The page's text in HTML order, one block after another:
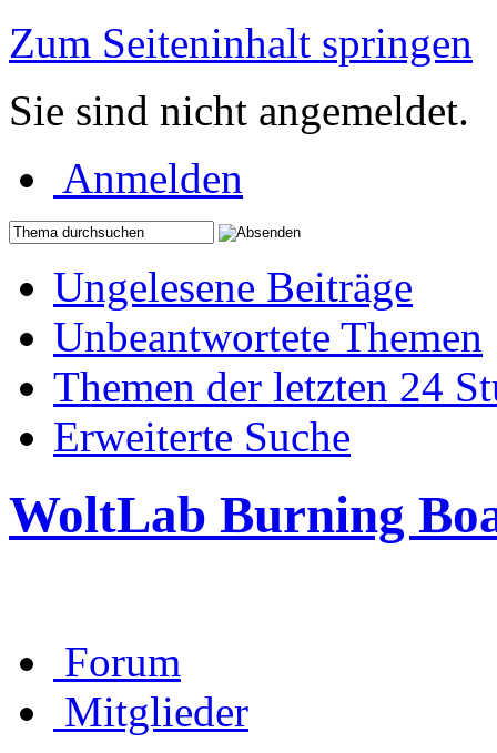
Zum Seiteninhalt springen
Sie sind nicht angemeldet.
Anmelden
Ungelesene Beiträge
Unbeantwortete Themen
Themen der letzten 24
Erweiterte Suche
WoltLab Burning
Forum
Mitglieder